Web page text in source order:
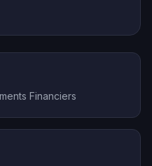
Financiers